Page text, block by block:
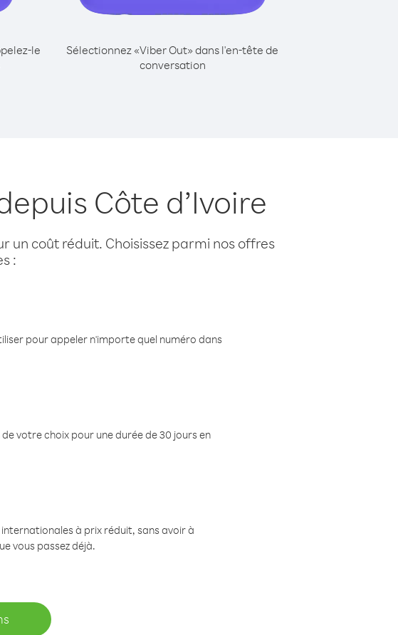
le
Sélectionnez «Viber Out» dans l'en-tête de
conversation
Côte d’Ivoire
coût réduit. Choisissez parmi nos offres
:
pour appeler n'importe quel numéro dans
votre choix pour une durée de 30 jours en
à prix réduit, sans avoir à
vous passez déjà.